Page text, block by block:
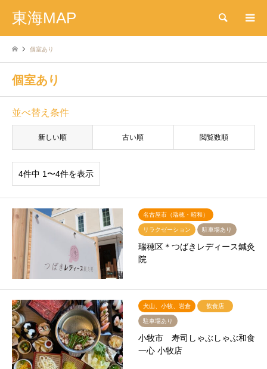
東海MAP 検索
個室あり
個室あり
並べ替え条件
新しい順 古い順 閲覧数順
4件中 1〜4件を表示
名古屋市（瑞穂・昭和）
リラクゼーション 駐車場あり
瑞穂区＊つばきレディース鍼灸
院
犬山、小牧、岩倉 飲食店
駐車場あり
小牧市 寿司しゃぶしゃぶ和食
一心 小牧店